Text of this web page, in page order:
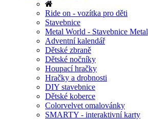
Ride on - vozítka pro děti
Stavebnice
Metal World - Stavebnice Metal
Adventní kalendář
Dětské zbraně
Dětské nočníky
Houpací hračky
Hračky a drobnosti
DIY stavebnice
Dětské koberce
Colorvelvet omalovánky
SMARTY - interaktivní karty